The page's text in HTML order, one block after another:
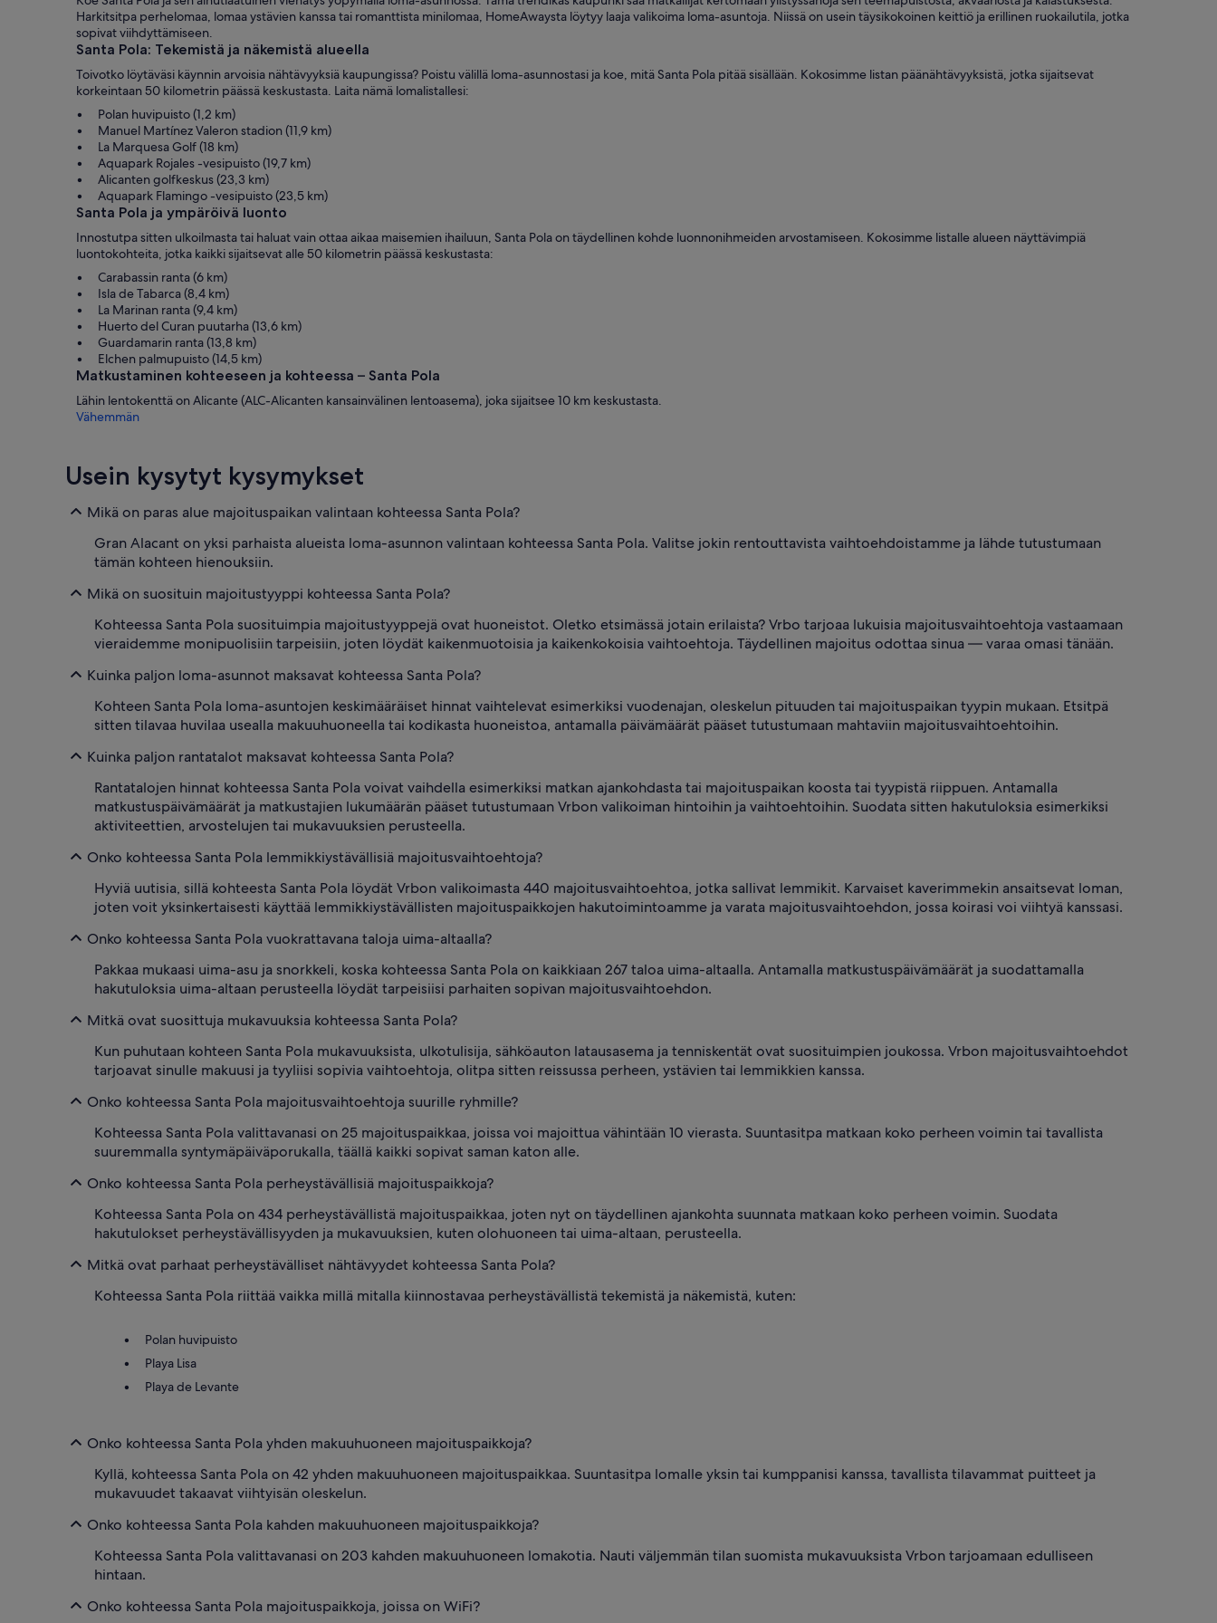
Harkitsitpa perhelomaa, lomaa ystävien kanssa tai romanttista minilomaa, HomeAwaysta löytyy laaja valikoima loma-asuntoja. Niissä on usein täysikokoinen keittiö ja erillinen ruokailutila, jotka
sopivat viihdyttämiseen.
Santa Pola: Tekemistä ja näkemistä alueella
Toivotko löytäväsi käynnin arvoisia nähtävyyksiä kaupungissa? Poistu välillä loma-asunnostasi ja koe, mitä Santa Pola pitää sisällään. Kokosimme listan päänähtävyyksistä, jotka sijaitsevat
korkeintaan 50 kilometrin päässä keskustasta. Laita nämä lomalistallesi:
Polan huvipuisto (1,2 km)
Manuel Martínez Valeron stadion (11,9 km)
La Marquesa Golf (18 km)
Aquapark Rojales -vesipuisto (19,7 km)
Alicanten golfkeskus (23,3 km)
Aquapark Flamingo -vesipuisto (23,5 km)
Santa Pola ja ympäröivä luonto
Innostutpa sitten ulkoilmasta tai haluat vain ottaa aikaa maisemien ihailuun, Santa Pola on täydellinen kohde luonnonihmeiden arvostamiseen. Kokosimme listalle alueen näyttävimpiä
luontokohteita, jotka kaikki sijaitsevat alle 50 kilometrin päässä keskustasta:
Carabassin ranta (6 km)
Isla de Tabarca (8,4 km)
La Marinan ranta (9,4 km)
Huerto del Curan puutarha (13,6 km)
Guardamarin ranta (13,8 km)
Elchen palmupuisto (14,5 km)
Matkustaminen kohteeseen ja kohteessa – Santa Pola
Lähin lentokenttä on Alicante (ALC-Alicanten kansainvälinen lentoasema), joka sijaitsee 10 km keskustasta.
Vähemmän
Usein kysytyt kysymykset
Mikä on paras alue majoituspaikan valintaan kohteessa Santa Pola?
Gran Alacant on yksi parhaista alueista loma-asunnon valintaan kohteessa Santa Pola. Valitse jokin rentouttavista vaihtoehdoistamme ja lähde tutustumaan
tämän kohteen hienouksiin.
Mikä on suosituin majoitustyyppi kohteessa Santa Pola?
Kohteessa Santa Pola suosituimpia majoitustyyppejä ovat huoneistot. Oletko etsimässä jotain erilaista? Vrbo tarjoaa lukuisia majoitusvaihtoehtoja vastaamaan
vieraidemme monipuolisiin tarpeisiin, joten löydät kaikenmuotoisia ja kaikenkokoisia vaihtoehtoja. Täydellinen majoitus odottaa sinua — varaa omasi tänään.
Kuinka paljon loma-asunnot maksavat kohteessa Santa Pola?
Kohteen Santa Pola loma-asuntojen keskimääräiset hinnat vaihtelevat esimerkiksi vuodenajan, oleskelun pituuden tai majoituspaikan tyypin mukaan. Etsitpä
sitten tilavaa huvilaa usealla makuuhuoneella tai kodikasta huoneistoa, antamalla päivämäärät pääset tutustumaan mahtaviin majoitusvaihtoehtoihin.
Kuinka paljon rantatalot maksavat kohteessa Santa Pola?
Rantatalojen hinnat kohteessa Santa Pola voivat vaihdella esimerkiksi matkan ajankohdasta tai majoituspaikan koosta tai tyypistä riippuen. Antamalla
matkustuspäivämäärät ja matkustajien lukumäärän pääset tutustumaan Vrbon valikoiman hintoihin ja vaihtoehtoihin. Suodata sitten hakutuloksia esimerkiksi
aktiviteettien, arvostelujen tai mukavuuksien perusteella.
Onko kohteessa Santa Pola lemmikkiystävällisiä majoitusvaihtoehtoja?
Hyviä uutisia, sillä kohteesta Santa Pola löydät Vrbon valikoimasta 440 majoitusvaihtoehtoa, jotka sallivat lemmikit. Karvaiset kaverimmekin ansaitsevat loman,
joten voit yksinkertaisesti käyttää lemmikkiystävällisten majoituspaikkojen hakutoimintoamme ja varata majoitusvaihtoehdon, jossa koirasi voi viihtyä kanssasi.
Onko kohteessa Santa Pola vuokrattavana taloja uima-altaalla?
Pakkaa mukaasi uima-asu ja snorkkeli, koska kohteessa Santa Pola on kaikkiaan 267 taloa uima-altaalla. Antamalla matkustuspäivämäärät ja suodattamalla
hakutuloksia uima-altaan perusteella löydät tarpeisiisi parhaiten sopivan majoitusvaihtoehdon.
Mitkä ovat suosittuja mukavuuksia kohteessa Santa Pola?
Kun puhutaan kohteen Santa Pola mukavuuksista, ulkotulisija, sähköauton latausasema ja tenniskentät ovat suosituimpien joukossa. Vrbon majoitusvaihtoehdot
tarjoavat sinulle makuusi ja tyyliisi sopivia vaihtoehtoja, olitpa sitten reissussa perheen, ystävien tai lemmikkien kanssa.
Onko kohteessa Santa Pola majoitusvaihtoehtoja suurille ryhmille?
Kohteessa Santa Pola valittavanasi on 25 majoituspaikkaa, joissa voi majoittua vähintään 10 vierasta. Suuntasitpa matkaan koko perheen voimin tai tavallista
suuremmalla syntymäpäiväporukalla, täällä kaikki sopivat saman katon alle.
Onko kohteessa Santa Pola perheystävällisiä majoituspaikkoja?
Kohteessa Santa Pola on 434 perheystävällistä majoituspaikkaa, joten nyt on täydellinen ajankohta suunnata matkaan koko perheen voimin. Suodata
hakutulokset perheystävällisyyden ja mukavuuksien, kuten olohuoneen tai uima-altaan, perusteella.
Mitkä ovat parhaat perheystävälliset nähtävyydet kohteessa Santa Pola?
Kohteessa Santa Pola riittää vaikka millä mitalla kiinnostavaa perheystävällistä tekemistä ja näkemistä, kuten:
Polan huvipuisto
Playa Lisa
Playa de Levante
Onko kohteessa Santa Pola yhden makuuhuoneen majoituspaikkoja?
Kyllä, kohteessa Santa Pola on 42 yhden makuuhuoneen majoituspaikkaa. Suuntasitpa lomalle yksin tai kumppanisi kanssa, tavallista tilavammat puitteet ja
mukavuudet takaavat viihtyisän oleskelun.
Onko kohteessa Santa Pola kahden makuuhuoneen majoituspaikkoja?
Kohteessa Santa Pola valittavanasi on 203 kahden makuuhuoneen lomakotia. Nauti väljemmän tilan suomista mukavuuksista Vrbon tarjoamaan edulliseen
hintaan.
Onko kohteessa Santa Pola majoituspaikkoja, joissa on WiFi?